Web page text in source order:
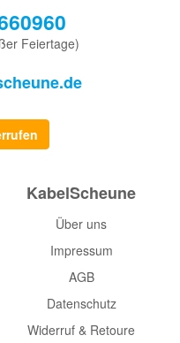
Feiertage)
KabelScheune
Über uns
Impressum
AGB
Datenschutz
Widerruf & Retoure